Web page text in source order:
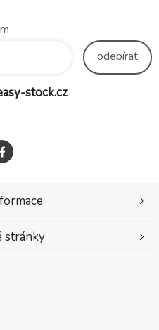
odebírat
stock.cz
stránky